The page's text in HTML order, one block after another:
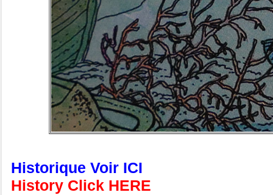
Historique Voir ICI
History Click HERE